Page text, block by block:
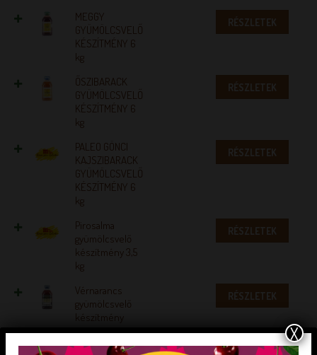
MEGGY
GYÜMÖLCSVELŐ
KÉSZÍTMÉNY 6
kg
RÉSZLETEK
ŐSZIBARACK
GYÜMÖLCSVELŐ
KÉSZÍTMÉNY 6
kg
RÉSZLETEK
PALEO GÖNCI
KAJSZIBARACK
GYÜMÖLCSVELŐ
KÉSZÍTMÉNY 6
kg
RÉSZLETEK
Pirosalma
gyümölcsvelő
készítmény 3,5
kg
RÉSZLETEK
Vérnarancs
gyümölcsvelő
készítmény
RÉSZLETEK
RÉSZLETEK
X